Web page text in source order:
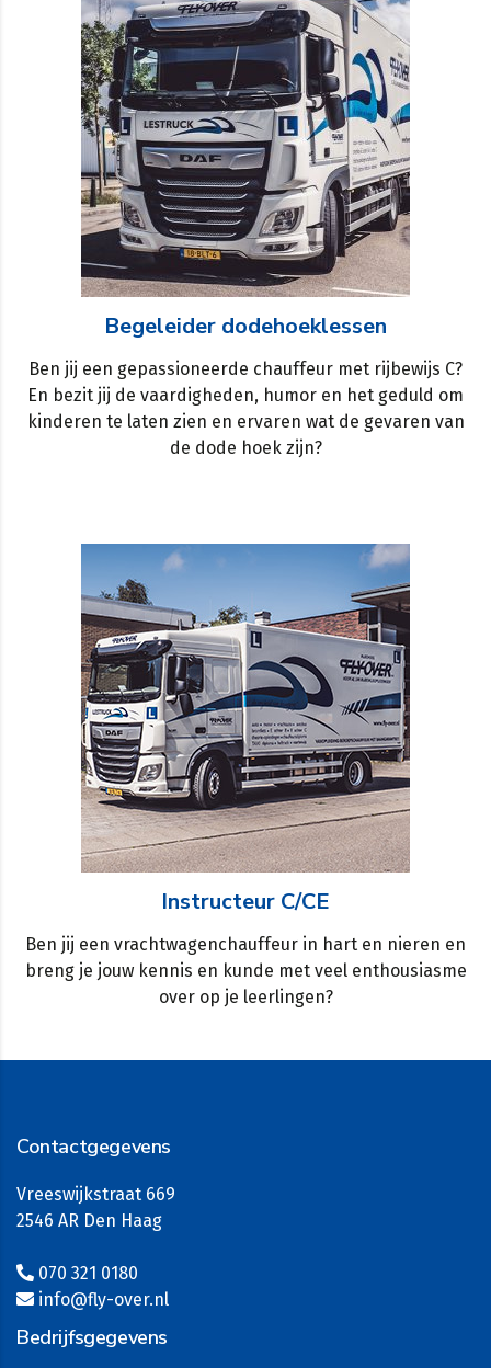
Begeleider dodehoeklessen
Ben jij een gepassioneerde chauffeur met rijbewijs C?
En bezit jij de vaardigheden, humor en het geduld om
kinderen te laten zien en ervaren wat de gevaren van
de dode hoek zijn?
Instructeur C/CE
Ben jij een vrachtwagenchauffeur in hart en nieren en
breng je jouw kennis en kunde met veel enthousiasme
over op je leerlingen?
Contactgegevens
Vreeswijkstraat 669
2546 AR Den Haag
070 321 0180
info@fly-over.nl
Bedrijfsgegevens